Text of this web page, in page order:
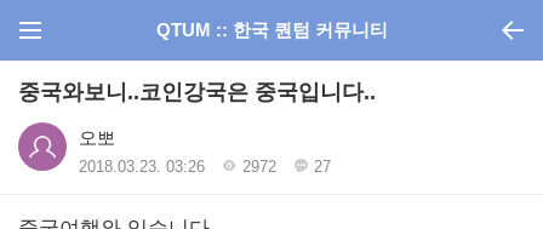
QTUM :: 한국 퀀텀 커뮤니티
중국와보니..코인강국은 중국입니다..
오뽀
2018.03.23. 03:26 2972 27